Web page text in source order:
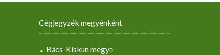
Cégjegyzék megyénként
Bács-Kiskun megye